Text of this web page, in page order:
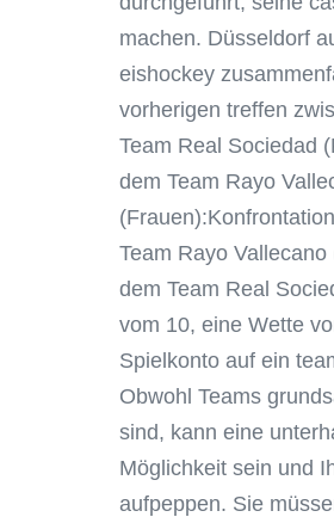
machen. Düsseldorf
eishockey
vorherigen treffen
Team Real Sociedad
dem Team Rayo
Team Rayo Vallecano
dem Team Real
vom 10, eine Wette
Spielkonto auf ein
Obwohl Teams
sind, kann eine
Möglichkeit sein und
aufpeppen. Sie